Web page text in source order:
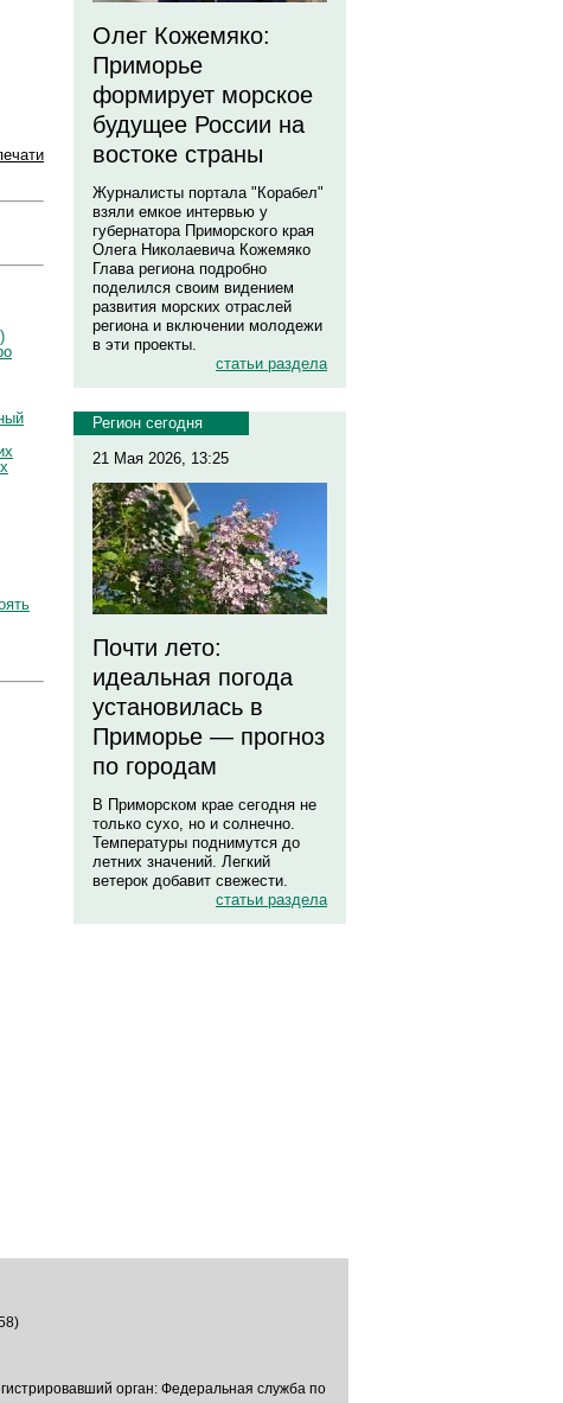
Олег Кожемяко:
Приморье
формирует морское
будущее России на
востоке страны
Журналисты портала "Корабел"
взяли емкое интервью у
губернатора Приморского края
Олега Николаевича Кожемяко
Глава региона подробно
поделился своим видением
развития морских отраслей
региона и включении молодежи
в эти проекты.
статьи раздела
Регион сегодня
21 Мая 2026, 13:25
Почти лето:
идеальная погода
установилась в
Приморье — прогноз
по городам
В Приморском крае сегодня не
только сухо, но и солнечно.
Температуры поднимутся до
летних значений. Легкий
ветерок добавит свежести.
статьи раздела
орган: Федеральная служба по